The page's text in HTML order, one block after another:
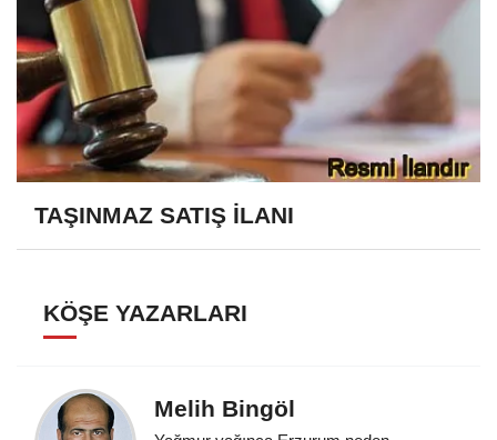
TAŞINMAZ SATIŞ İLANI
KÖŞE YAZARLARI
Melih Bingöl